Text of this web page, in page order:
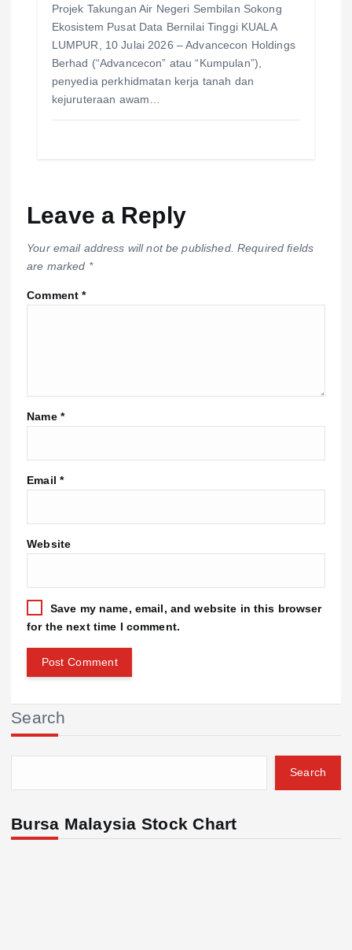
Projek Takungan Air Negeri Sembilan Sokong
Ekosistem Pusat Data Bernilai Tinggi KUALA
LUMPUR, 10 Julai 2026 – Advancecon Holdings
Berhad (“Advancecon” atau “Kumpulan”),
penyedia perkhidmatan kerja tanah dan
kejuruteraan awam…
Leave a Reply
Your email address will not be published. Required fields
are marked *
Comment*
Name *
Email *
Website
Save my name, email, and website in this browser
for the next time I comment.
Search
Search
Bursa Malaysia Stock Chart